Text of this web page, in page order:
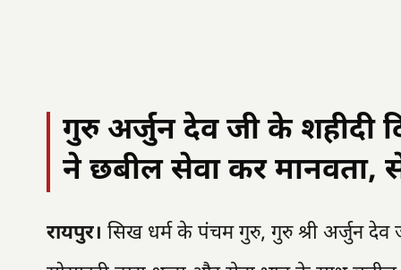
गुरु अर्जुन देव जी के शहीदी
ने छबील सेवा कर मानवता,
रायपुर। सिख धर्म के पंचम गुरु, गुरु श्री अर्जुन देव